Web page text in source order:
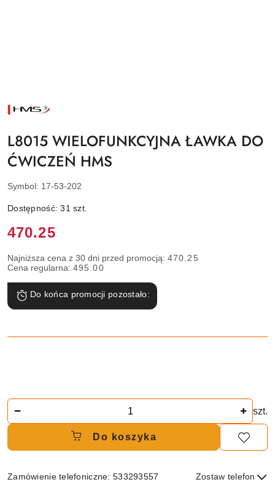
NAZWA
PRODUCENTA:
L8015 WIELOFUNKCYJNA ŁAWKA DO
ĆWICZEŃ HMS
Symbol: 17-53-202
Dostępność:31szt.
Cena:
470.25
Najniższa cena z 30 dni przed promocją: 470.25
Cena regularna: 495.00
Do końca promocji pozostało:
szt.
Do koszyka
Zamówienie telefoniczne: 533293557 Zostaw telefon